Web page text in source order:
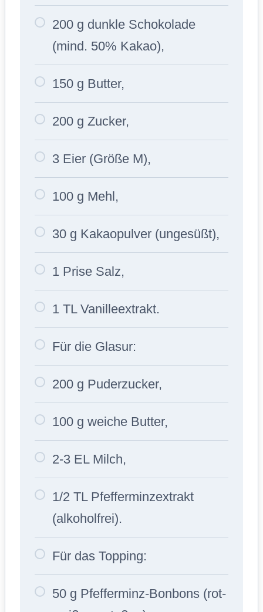
200 g dunkle Schokolade
(mind. 50% Kakao),
150 g Butter,
200 g Zucker,
3 Eier (Größe M),
100 g Mehl,
30 g Kakaopulver (ungesüßt),
1 Prise Salz,
1 TL Vanilleextrakt.
Für die Glasur:
200 g Puderzucker,
100 g weiche Butter,
2-3 EL Milch,
1/2 TL Pfefferminzextrakt
(alkoholfrei).
Für das Topping:
50 g Pfefferminz-Bonbons (rot-